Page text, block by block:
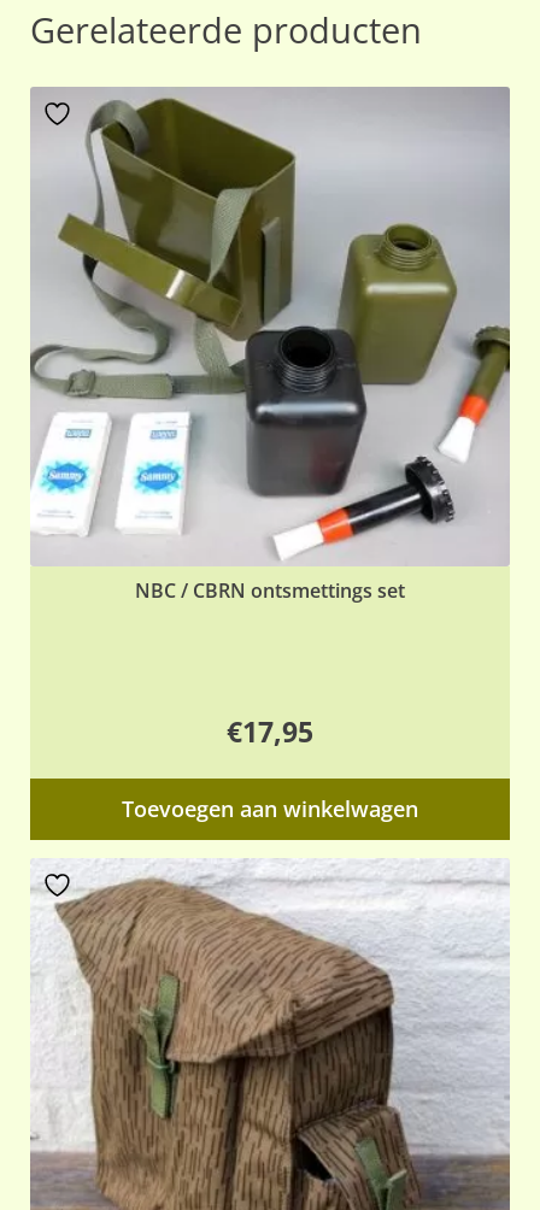
Gerelateerde producten
NBC / CBRN ontsmettings set
€17,95
Toevoegen aan winkelwagen